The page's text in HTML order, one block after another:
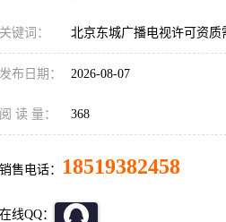
关键词： 北京东城广播电视许可资质
发布日期： 2026-08-07
阅 读 量： 368
销售电话： 18519382458
在线QQ：